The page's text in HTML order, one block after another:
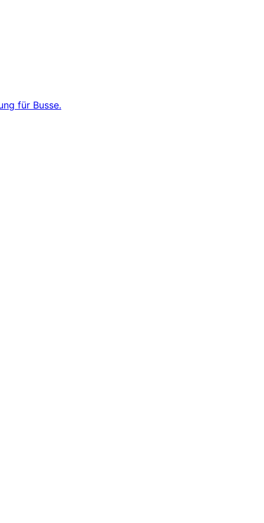
für Busse.